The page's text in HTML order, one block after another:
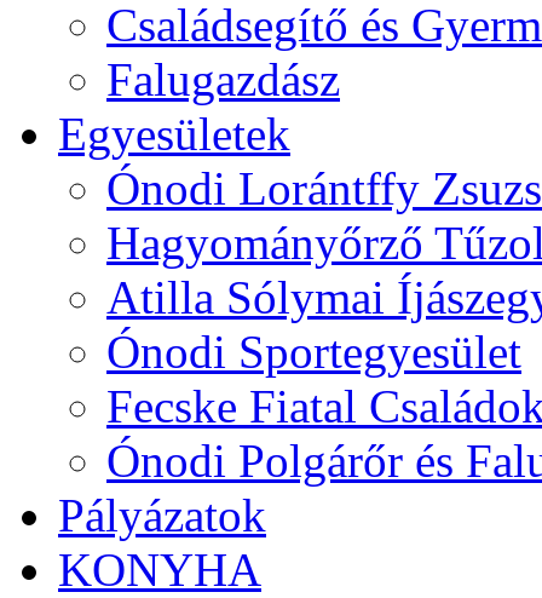
Családsegítő és
Falugazdász
Egyesületek
Ónodi Lorántffy
Hagyományőrző
Atilla Sólymai
Ónodi Sportegyesület
Fecske Fiatal
Ónodi Polgárőr és
Pályázatok
KONYHA